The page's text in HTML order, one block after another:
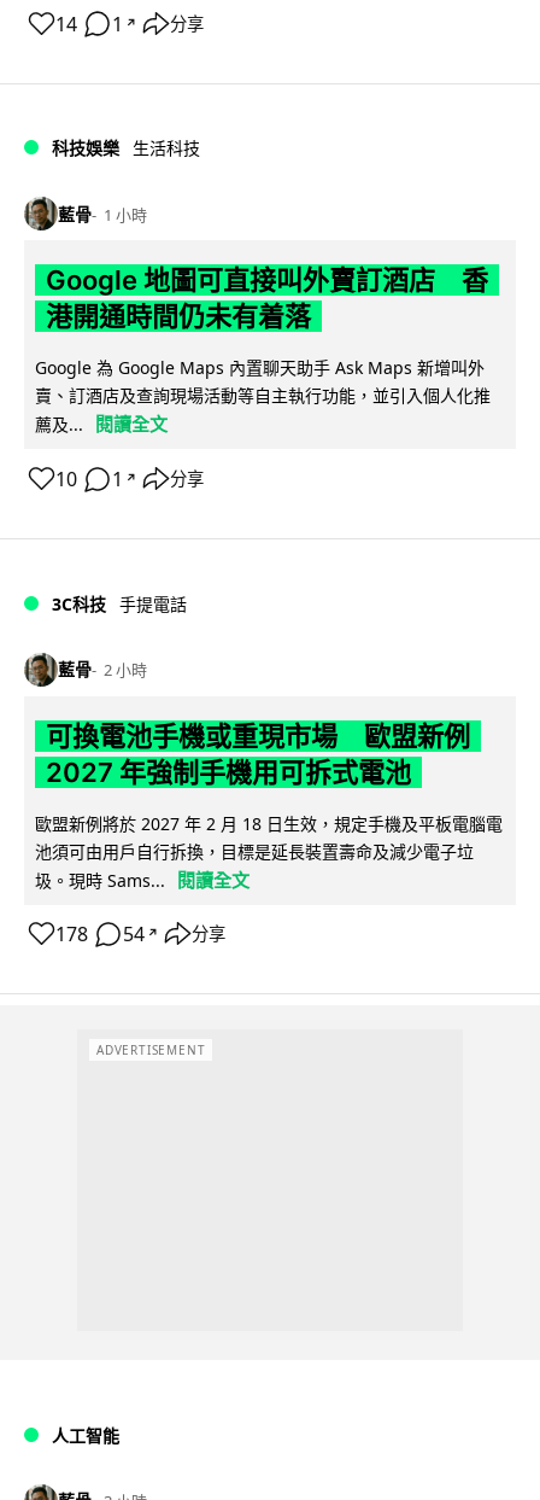
14 1 ↗ 分享
科技娛樂 生活科技
藍骨 1 小時
Google 地圖可直接叫外賣訂酒店 香
港開通時間仍未有着落
Google 為 Google Maps 內置聊天助手 Ask Maps 新增叫外
賣、訂酒店及查詢現場活動等自主執行功能，並引入個人化推
薦及...
閱讀全文
10 1 ↗ 分享
3C科技 手提電話
藍骨 2 小時
可換電池手機或重現市場 歐盟新例
2027 年強制手機用可拆式電池
歐盟新例將於 2027 年 2 月 18 日生效，規定手機及平板電腦電
池須可由用戶自行拆換，目標是延長裝置壽命及減少電子垃
圾。現時 Sams...
閱讀全文
178 54 ↗ 分享
ADVERTISEMENT
人工智能